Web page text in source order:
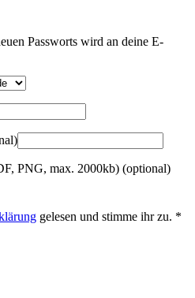
Passworts wird an deine E-
PNG, max. 2000kb) (optional)
gelesen und stimme ihr zu. *